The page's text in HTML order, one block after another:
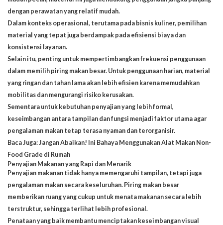
dengan perawatan yang relatif mudah.
Dalam konteks operasional, terutama pada bisnis kuliner, pemilihan
material yang tepat juga berdampak pada efisiensi biaya dan
konsistensi layanan.
Selain itu, penting untuk mempertimbangkan frekuensi penggunaan
dalam memilih piring makan besar. Untuk penggunaan harian, material
yang ringan dan tahan lama akan lebih efisien karena memudahkan
mobilitas dan mengurangi risiko kerusakan.
Sementara untuk kebutuhan penyajian yang lebih formal,
keseimbangan antara tampilan dan fungsi menjadi faktor utama agar
pengalaman makan tetap terasa nyaman dan terorganisir.
Baca Juga:Jangan Abaikan! Ini Bahaya Menggunakan Alat Makan Non-
Food Grade di Rumah
Penyajian Makanan yang Rapi dan Menarik
Penyajian makanan tidak hanya memengaruhi tampilan, tetapi juga
pengalaman makan secara keseluruhan. Piring makan besar
memberikan ruang yang cukup untuk menata makanan secara lebih
terstruktur, sehingga terlihat lebih profesional.
Penataan yang baik membantu menciptakan keseimbangan visual